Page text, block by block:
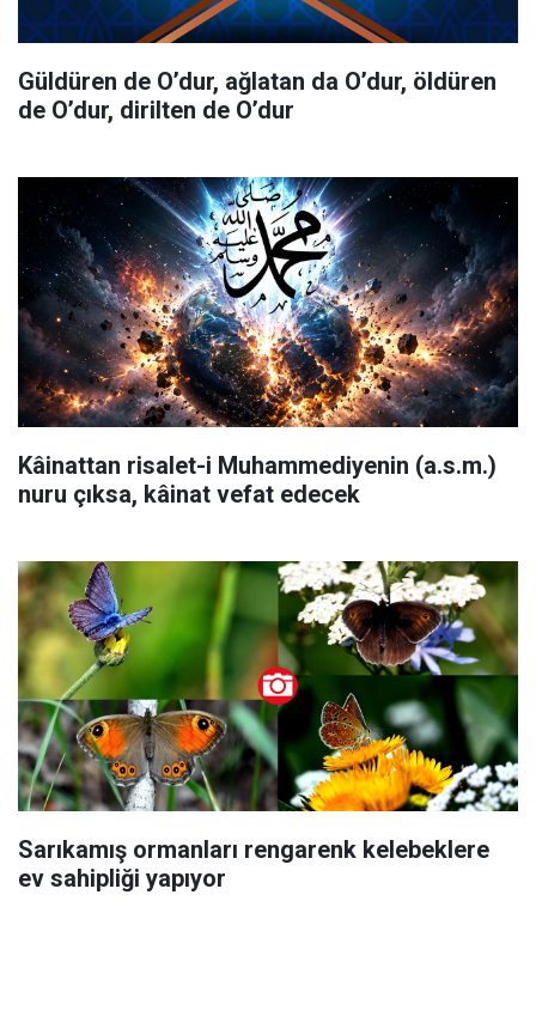
Güldüren de O’dur, ağlatan da O’dur, öldüren
de O’dur, dirilten de O’dur
Kâinattan risalet-i Muhammediyenin (a.s.m.)
nuru çıksa, kâinat vefat edecek
Sarıkamış ormanları rengarenk kelebeklere
ev sahipliği yapıyor